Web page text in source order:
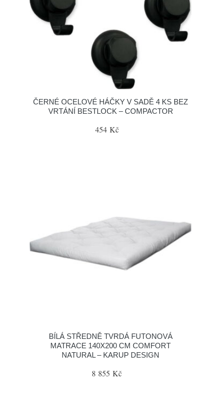
ČERNÉ OCELOVÉ HÁČKY V SADĚ 4 KS BEZ
VRTÁNÍ BESTLOCK – COMPACTOR
454 Kč
BÍLÁ STŘEDNĚ TVRDÁ FUTONOVÁ
MATRACE 140X200 CM COMFORT
NATURAL – KARUP DESIGN
8 855 Kč